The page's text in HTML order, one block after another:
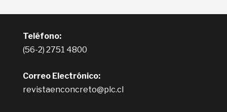
Teléfono:
(56-2) 2751 4800
Correo Electrónico:
revistaenconcreto@plc.cl